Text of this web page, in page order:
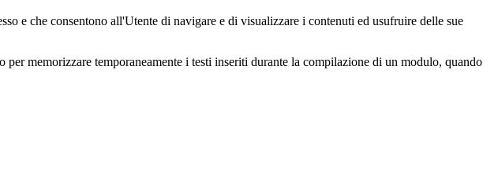
e che consentono all'Utente di navigare e di visualizzare i contenuti ed usufruire delle sue
memorizzare temporaneamente i testi inseriti durante la compilazione di un modulo, quando